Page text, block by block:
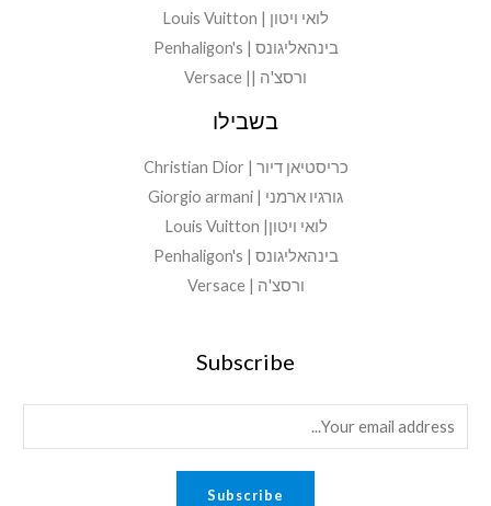
לואי ויטון | Louis Vuitton
בינהאליגונס | Penhaligon's
ורסצ'ה || Versace
בשבילו
כריסטיאן דיור | Christian Dior
גורגיו ארמני | Giorgio armani
לואי ויטון| Louis Vuitton
בינהאליגונס | Penhaligon's
ורסצ'ה | Versace
Subscribe
m
Subscribe